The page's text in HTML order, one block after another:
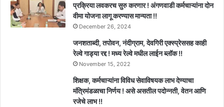
प्रक्रिया लवकरच सुरु करणार ! अंगणवाडी कर्मचाऱ्यांना दोन
वीमा योजना लागू करण्यास मान्यता !!
December 26, 2024
जनशताब्दी, तपोवन, नंदीग्राम, देवगिरी एक्स्प्रेससह काही
रेल्वे गाड्या रद्द ! मध्य रेल्वे मधील लाईन ब्लॉक !!
November 15, 2022
शिक्षक, कर्मचाऱ्यांना विविध सेवाविषयक लाभ देण्याचा
मंत्रिमंडळाचा निर्णय ! असे असतील पदोन्नती, वेतन आणि
रजेचे लाभ !!